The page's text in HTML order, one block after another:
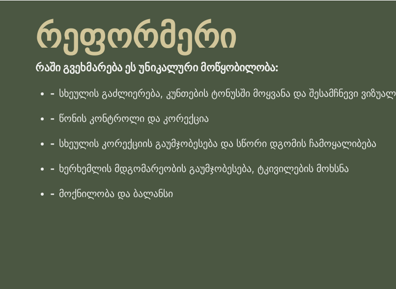
რეფორმერი
რაში გვეხმარება ეს უნიკალური მოწყობილობა:
სხეულის გაძლიერება, კუნთების ტონუსში მოყვანა და შესამჩნევი
წონის კონტროლი და კორექცია
სხეულის კორექციის გაუმჯობესება და სწორი დგომის ჩამოყალიბება
ხერხემლის მდგომარეობის გაუმჯობესება, ტკივილების მოხსნა
მოქნილობა და ბალანსი